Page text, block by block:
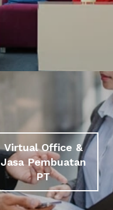
Virtual Office &
Jasa Pembuatan
PT